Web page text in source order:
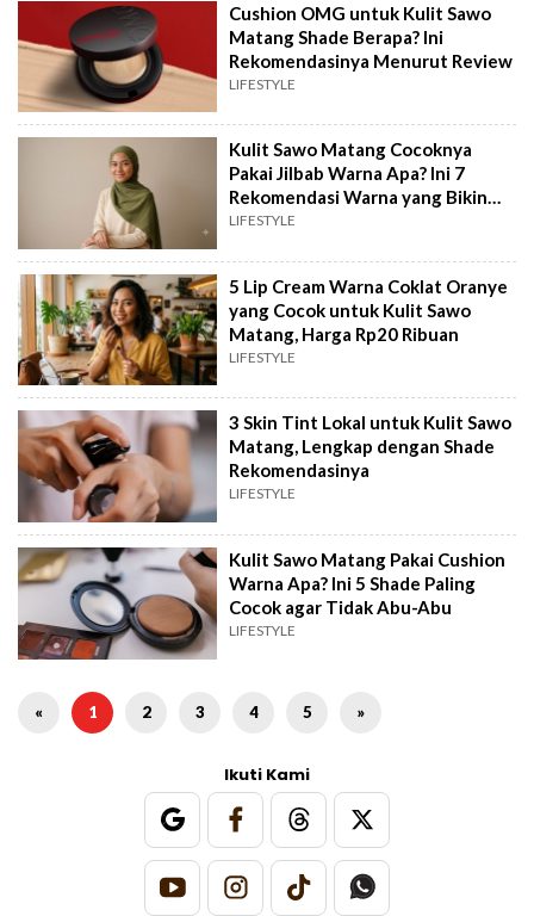
Cushion OMG untuk Kulit Sawo
Matang Shade Berapa? Ini
Rekomendasinya Menurut Review
LIFESTYLE
Kulit Sawo Matang Cocoknya
Pakai Jilbab Warna Apa? Ini 7
Rekomendasi Warna yang Bikin
Cerah
LIFESTYLE
5 Lip Cream Warna Coklat Oranye
yang Cocok untuk Kulit Sawo
Matang, Harga Rp20 Ribuan
LIFESTYLE
3 Skin Tint Lokal untuk Kulit Sawo
Matang, Lengkap dengan Shade
Rekomendasinya
LIFESTYLE
Kulit Sawo Matang Pakai Cushion
Warna Apa? Ini 5 Shade Paling
Cocok agar Tidak Abu-Abu
LIFESTYLE
« 1 2 3 4 5 »
Ikuti Kami